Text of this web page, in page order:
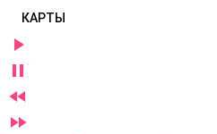
КАРТЫ



